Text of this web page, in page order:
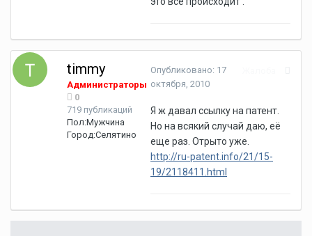
timmy
Администраторы
0
719 публикаций
Пол:Мужчина
Город:Селятино
Опубликовано: 17
октября, 2010
Я ж давал ссылку на патент.
Но на всякий случай даю, её
еще раз. Отрыто уже.
http://ru-patent.info/21/15-
19/2118411.html